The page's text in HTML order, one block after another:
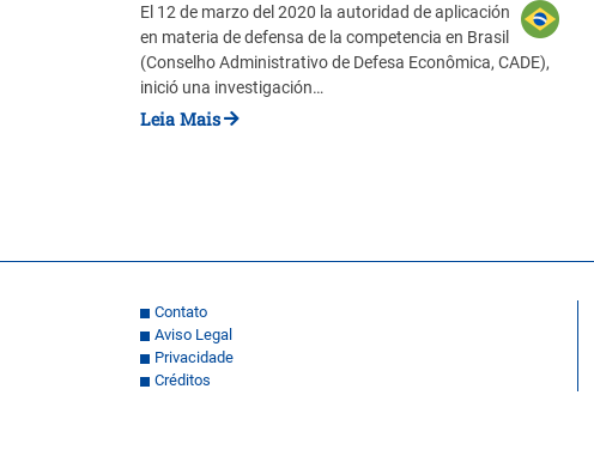
El 12 de marzo del 2020 la autoridad de aplicación
en materia de defensa de la competencia en Brasil
(Conselho Administrativo de Defesa Econômica, CADE),
inició una investigación…
Leia Mais
Contato
Aviso Legal
Privacidade
Créditos